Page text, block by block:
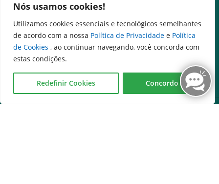
Nós usamos cookies!
Utilizamos cookies essenciais e tecnológicos semelhantes
de acordo com a nossa Política de Privacidade e Política
de Cookies , ao continuar navegando, você concorda com
estas condições.
Redefinir Cookies Concordo
Governo na palma da mão